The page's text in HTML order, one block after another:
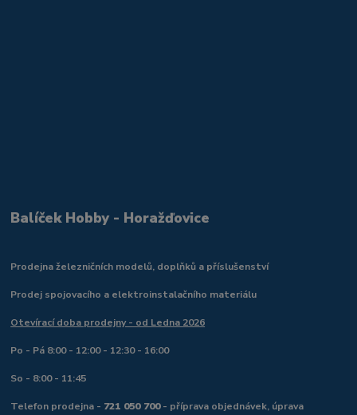
Balíček Hobby - Horažďovice
Prodejna železničních modelů, doplňků a příslušenství
Prodej spojovacího a elektroinstalačního materiálu
Otevírací doba prodejny - od Ledna 2026
Po - Pá 8:00 - 12:00 - 12:30 - 16:00
So - 8:00 - 11:45
Telefon prodejna - 721 050 700- příprava objednávek, úprava